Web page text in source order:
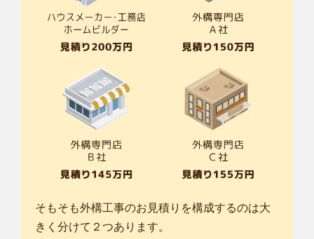
そもそも外構工事のお見積りを構成するのは大
きく分けて２つあります。